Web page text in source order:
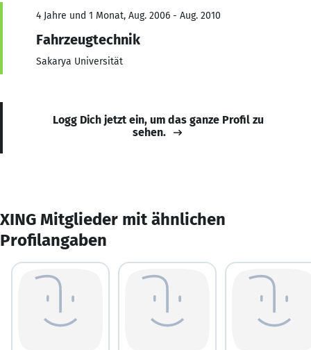
4 Jahre und 1 Monat, Aug. 2006 - Aug. 2010
Fahrzeugtechnik
Sakarya Universität
Logg Dich jetzt ein, um das ganze Profil zu
sehen.
XING Mitglieder mit ähnlichen
Profilangaben